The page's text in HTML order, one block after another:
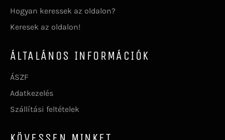
Hogyan keressek az oldalon?
Keresek az oldalon!
ÁLTALÁNOS INFORMÁCIÓK
ÁSZF
Adatkezelés
Szállítási feltételek